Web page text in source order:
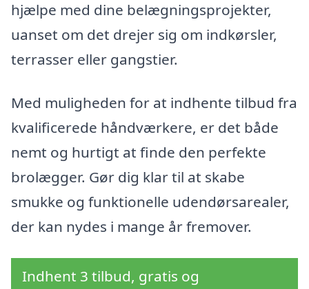
hjælpe med dine belægningsprojekter,
uanset om det drejer sig om indkørsler,
terrasser eller gangstier.
Med muligheden for at indhente tilbud fra
kvalificerede håndværkere, er det både
nemt og hurtigt at finde den perfekte
brolægger. Gør dig klar til at skabe
smukke og funktionelle udendørsarealer,
der kan nydes i mange år fremover.
Indhent 3 tilbud, gratis og